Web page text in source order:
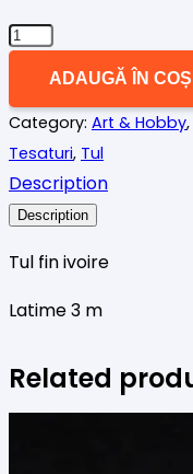
Cantitate
cupon
ADAUGĂ ÎN COȘ
Category: Art & Hobby,
Tesaturi, Tul
Description
Description
Tul fin ivoire
Latime 3 m
Related